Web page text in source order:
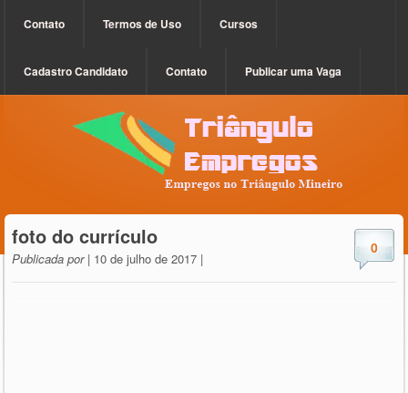
Contato Termos de Uso Cursos
Cadastro Candidato Contato Publicar uma Vaga
0
foto do currículo
Publicada por| 10 de julho de 2017 |